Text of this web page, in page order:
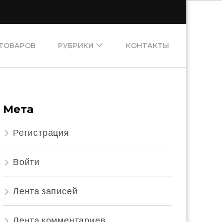
РУБРИКИ КОНТАКТЫ
Мета
Регистрация
Войти
Лента записей